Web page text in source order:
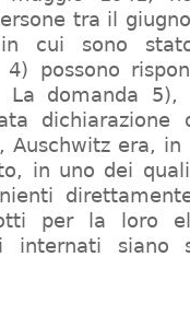
tra il
cui sono
possono
La domanda
dichiarazione
Auschwitz era,
in uno dei
per la loro
internati siano